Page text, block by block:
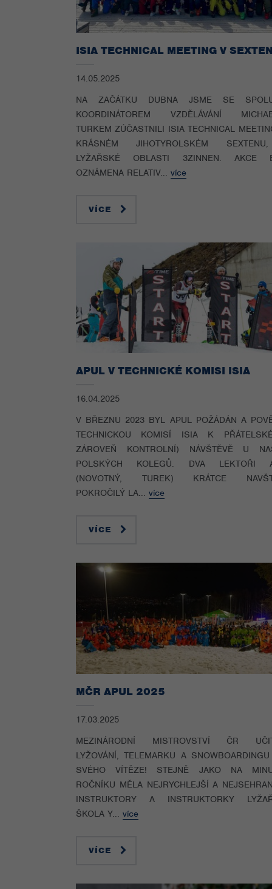
ISIA TECHNICAL MEETING V
14.05.2025
NA ZAČÁTKU DUBNA JSME SE
KOORDINÁTOREM VZDĚLÁVÁNÍ
TURKEM ZÚČASTNILI ISIA TECHNICAL
KRÁSNÉM JIHOTYROLSKÉM
LYŽAŘSKÉ OBLASTI 3ZINNEN. AKCE
OZNÁMENA RELATIV... více
VÍCE
APUL V TECHNICKÉ KOMISI ISIA
16.04.2025
V BŘEZNU 2023 BYL APUL POŽÁDÁN A
TECHNICKOU KOMISÍ ISIA K
ZÁROVEŇ KONTROLNÍ) NÁVŠTĚVĚ U
POLSKÝCH KOLEGŮ. DVA LEKTOŘI
(NOVOTNÝ, TUREK) KRÁTCE
POKROČILÝ LA... více
VÍCE
MČR APUL 2025
17.03.2025
MEZINÁRODNÍ MISTROVSTVÍ ČR
LYŽOVÁNÍ, TELEMARKU A
SVÉHO VÍTĚZE! STEJNĚ JAKO NA
ROČNÍKU MĚLA NEJRYCHLEJŠÍ A
INSTRUKTORY A INSTRUKTORKY
ŠKOLA Y... více
VÍCE